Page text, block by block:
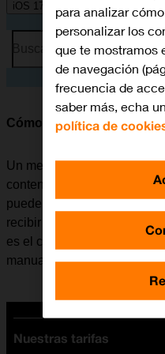
iOS 17
Busca por problema o tema
Cómo configurar el móvil
Un mensaje multimedia
contener imágenes y otros
pueden enviar a otros
recibir MMS una vez se
es el caso, se puede
manual.
Nuestras tarifas
para analizar
personalizar los
que te mostramos
de navegación
frecuencia de
saber más, echa
política de